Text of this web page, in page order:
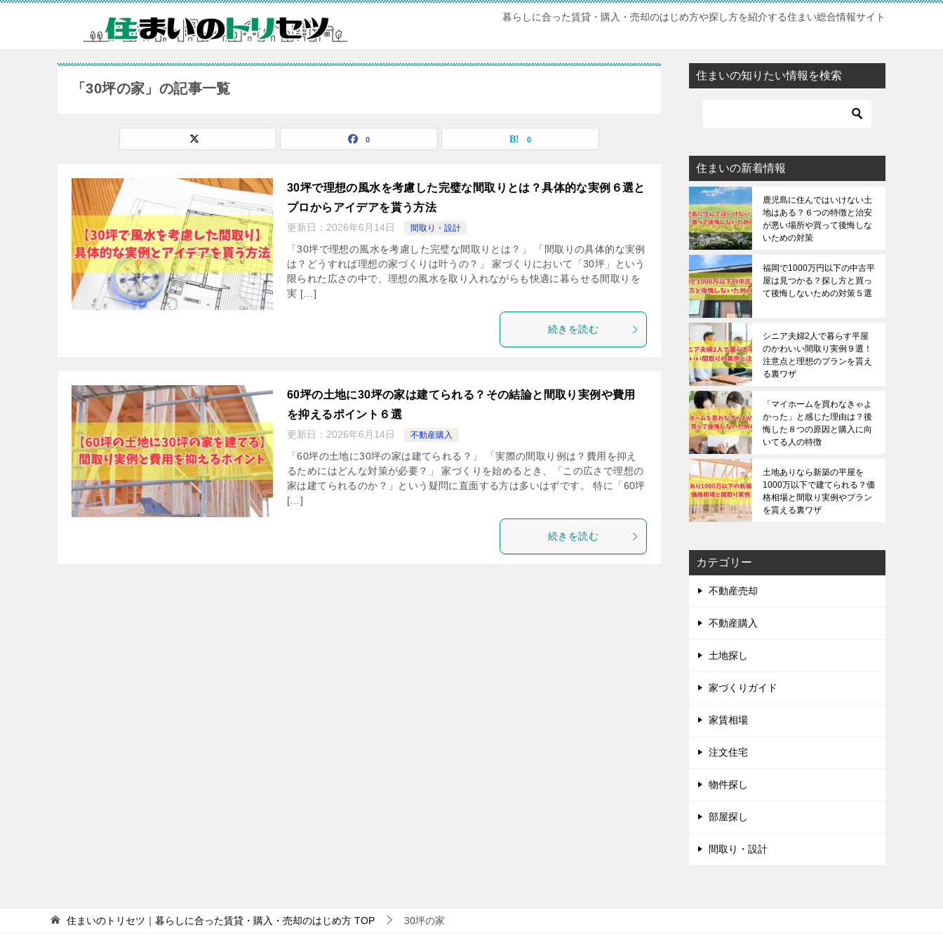
暮らしに合った賃貸・購入・売却のはじめ方や探し方を紹介する住まい総合情報サイト
「30坪の家」の記事一覧
0 0
30坪で理想の風水を考慮した完璧な間取りとは？具体的な実例６選と
プロからアイデアを貰う方法
更新日： 2026年6月14日 間取り・設計
「30坪で理想の風水を考慮した完璧な間取りとは？」 「間取りの具体的な実例
は？どうすれば理想の家づくりは叶うの？」 家づくりにおいて「30坪」という
限られた広さの中で、理想の風水を取り入れながらも快適に暮らせる間取りを
実 […]
続きを読む
60坪の土地に30坪の家は建てられる？その結論と間取り実例や費用
を抑えるポイント６選
更新日： 2026年6月14日 不動産購入
「60坪の土地に30坪の家は建てられる？」 「実際の間取り例は？費用を抑え
るためにはどんな対策が必要？」 家づくりを始めるとき、「この広さで理想の
家は建てられるのか？」という疑問に直面する方は多いはずです。 特に「60坪
[…]
続きを読む
住まいの知りたい情報を検索
住まいの新着情報
鹿児島に住んではいけない土
地はある？６つの特徴と治安
が悪い場所や買って後悔しな
いための対策
福岡で1000万円以下の中古平
屋は見つかる？探し方と買っ
て後悔しないための対策５選
シニア夫婦2人で暮らす平屋
のかわいい間取り実例９選！
注意点と理想のプランを貰え
る裏ワザ
「マイホームを買わなきゃよ
かった」と感じた理由は？後
悔した８つの原因と購入に向
いてる人の特徴
土地ありなら新築の平屋を
1000万以下で建てられる？価
格相場と間取り実例やプラン
を貰える裏ワザ
カテゴリー
不動産売却
不動産購入
土地探し
家づくりガイド
家賃相場
注文住宅
物件探し
部屋探し
間取り・設計
住まいのトリセツ｜暮らしに合った賃貸・購入・売却のはじめ方 TOP 30坪の家